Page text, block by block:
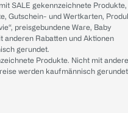
SALE gekennzeichnete Produkte,
Gutschein- und Wertkarten,
preisgebundene Ware, Baby
anderen Rabatten und Aktionen
gerundet.
Produkte. Nicht mit
werden kaufmännisch